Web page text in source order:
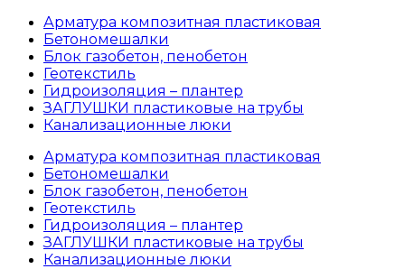
Арматура композитная пластиковая
Бетономешалки
Блок газобетон, пенобетон
Геотекстиль
Гидроизоляция – плантер
ЗАГЛУШКИ пластиковые на трубы
Канализационные люки
Арматура композитная пластиковая
Бетономешалки
Блок газобетон, пенобетон
Геотекстиль
Гидроизоляция – плантер
ЗАГЛУШКИ пластиковые на трубы
Канализационные люки